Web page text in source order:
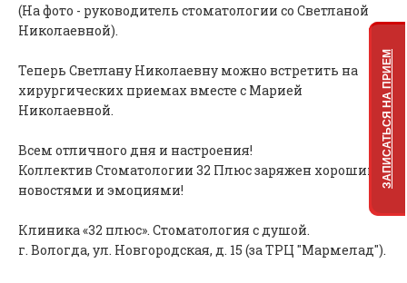
(На фото - руководитель стоматологии со Светланой
Николаевной).
Теперь Светлану Николаевну можно встретить на
хирургических приемах вместе с Марией
Николаевной.
Всем отличного дня и настроения!
Коллектив Стоматологии 32 Плюс заряжен хорошими
новостями и эмоциями!
Клиника «32 плюс». Стоматология с душой.
г. Вологда, ул. Новгородская, д. 15 (за ТРЦ "Мармелад").
ЗАПИСАТЬСЯ НА ПРИЕМ